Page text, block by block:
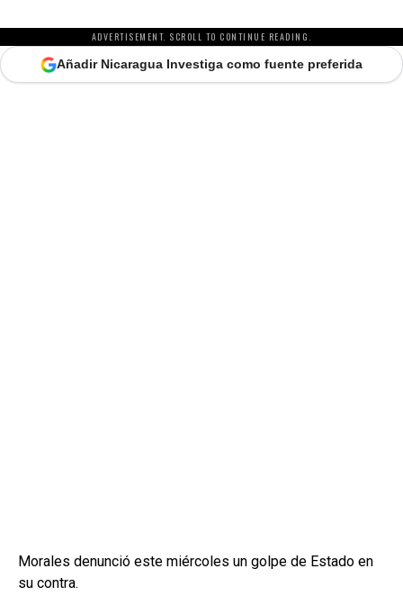
ADVERTISEMENT. SCROLL TO CONTINUE READING.
Añadir Nicaragua Investiga como fuente preferida
Morales denunció este miércoles un golpe de Estado en
su contra.